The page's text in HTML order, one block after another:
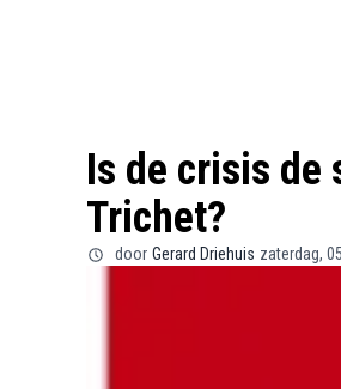
Is de crisis de
Trichet?
door Gerard Driehuis zaterdag,